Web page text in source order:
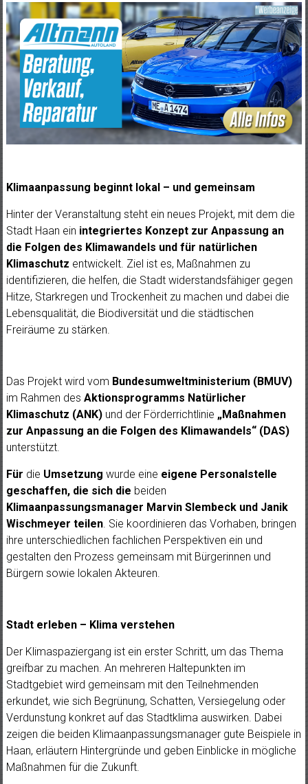
Klimaanpassung beginnt lokal – und gemeinsam
Hinter der Veranstaltung steht ein neues Projekt, mit dem die
Stadt Haan ein integriertes Konzept zur Anpassung an
die Folgen des Klimawandels und für natürlichen
Klimaschutz entwickelt. Ziel ist es, Maßnahmen zu
identifizieren, die helfen, die Stadt widerstandsfähiger gegen
Hitze, Starkregen und Trockenheit zu machen und dabei die
Lebensqualität, die Biodiversität und die städtischen
Freiräume zu stärken.
Das Projekt wird vom Bundesumweltministerium (BMUV)
im Rahmen des Aktionsprogramms Natürlicher
Klimaschutz (ANK)und der Förderrichtlinie „Maßnahmen
zur Anpassung an die Folgen des Klimawandels“ (DAS)
unterstützt.
Für die Umsetzung wurde eine eigene Personalstelle
geschaffen, die sich die beiden
Klimaanpassungsmanager Marvin Slembeck und Janik
Wischmeyer teilen. Sie koordinieren das Vorhaben, bringen
ihre unterschiedlichen fachlichen Perspektiven ein und
gestalten den Prozess gemeinsam mit Bürgerinnen und
Bürgern sowie lokalen Akteuren.
Stadt erleben – Klima verstehen
Der Klimaspaziergang ist ein erster Schritt, um das Thema
greifbar zu machen. An mehreren Haltepunkten im
Stadtgebiet wird gemeinsam mit den Teilnehmenden
erkundet, wie sich Begrünung, Schatten, Versiegelung oder
Verdunstung konkret auf das Stadtklima auswirken. Dabei
zeigen die beiden Klimaanpassungsmanager gute Beispiele in
Haan, erläutern Hintergründe und geben Einblicke in mögliche
Maßnahmen für die Zukunft.